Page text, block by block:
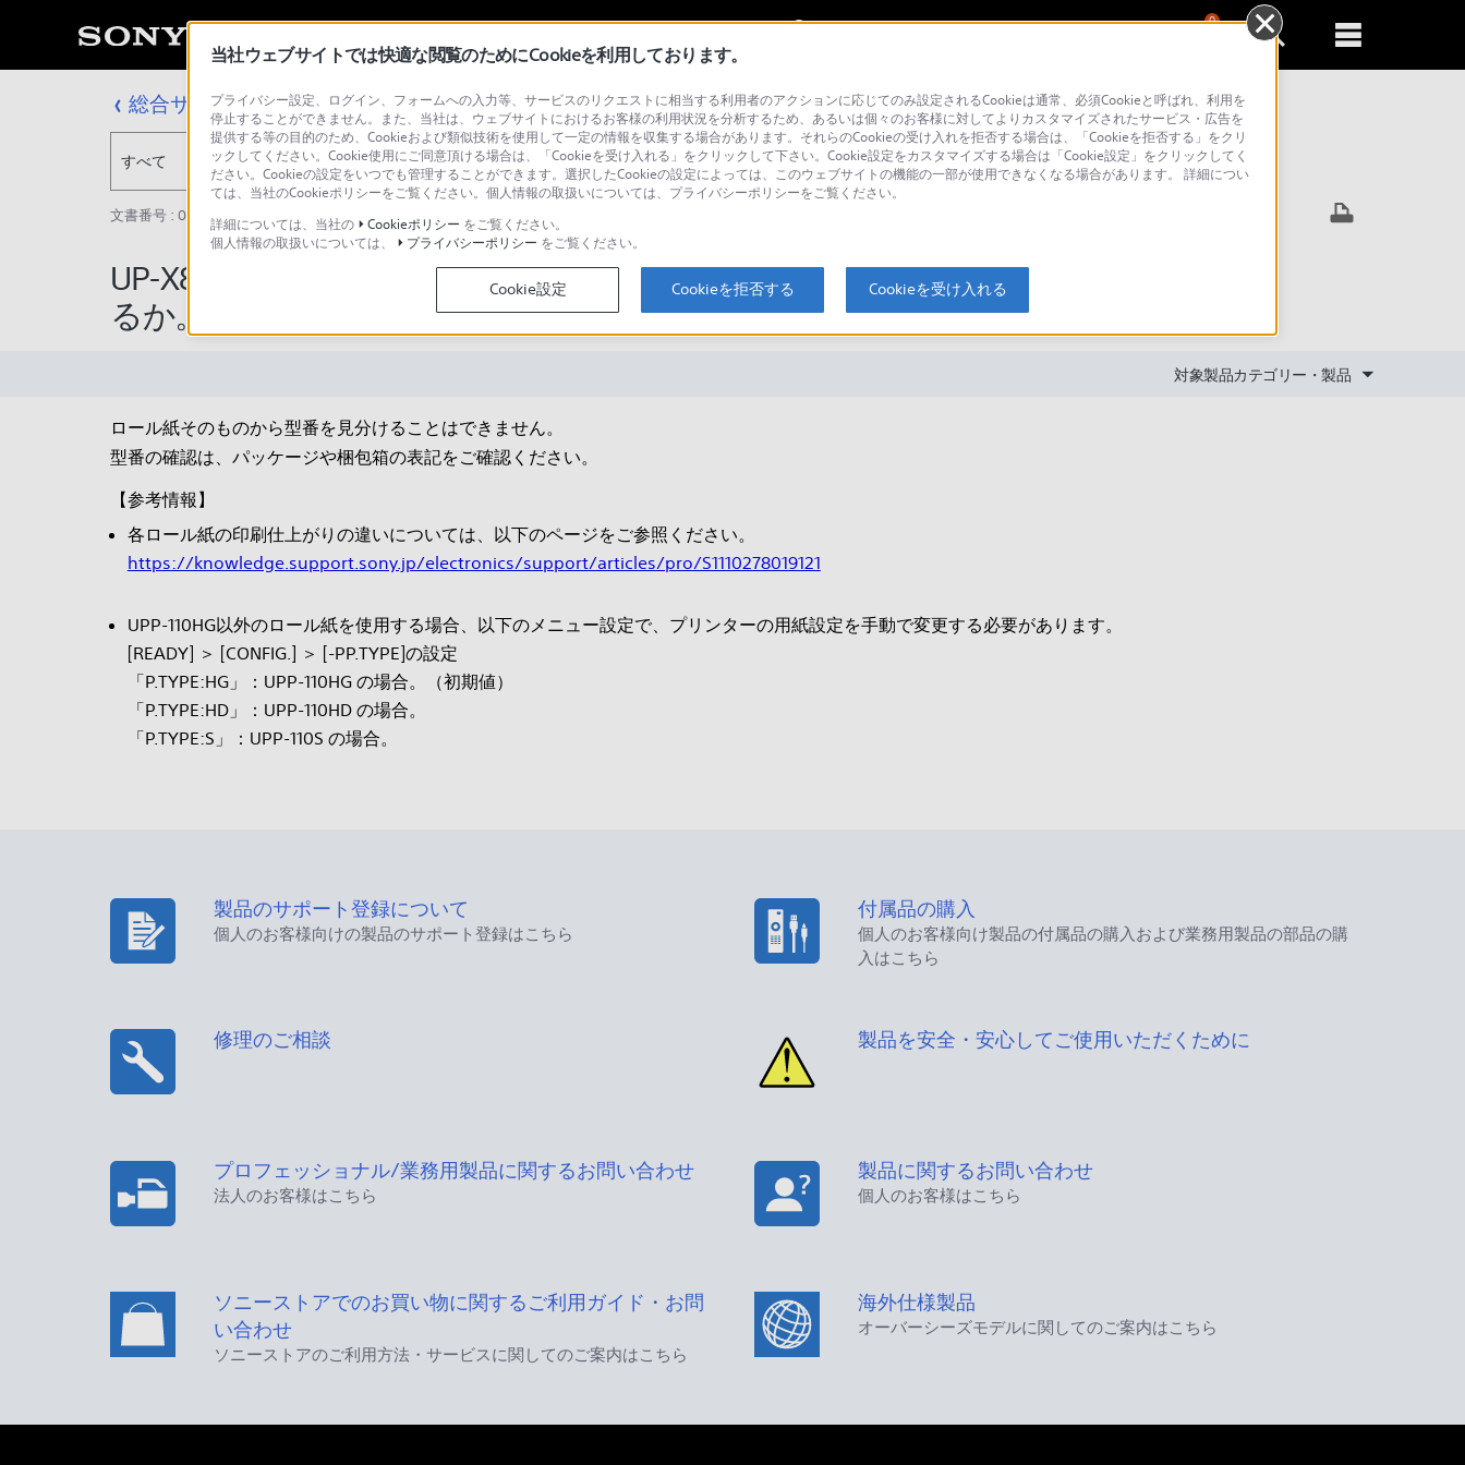
0
総合サポート・お問い合わせ
すべて 検索
文書番号 : 00378412 / 最終更新日 : 2026/02/27
UP-X898MDで現在使用しているロール紙の型番を区別する方法はあ
るか。
対象製品カテゴリー・製品
ロール紙そのものから型番を見分けることはできません。
型番の確認は、パッケージや梱包箱の表記をご確認ください。
【参考情報】
各ロール紙の印刷仕上がりの違いについては、以下のページをご参照ください。
https://knowledge.support.sony.jp/electronics/support/articles/pro/S1110278019121
UPP-110HG以外のロール紙を使用する場合、以下のメニュー設定で、プリンターの用紙設定を手動で変更する必要があります。
[READY] ＞ [CONFIG.] ＞ [-PP.TYPE]の設定
「P.TYPE:HG」：UPP-110HG の場合。（初期値）
「P.TYPE:HD」：UPP-110HD の場合。
「P.TYPE:S」：UPP-110S の場合。
製品のサポート登録について
個人のお客様向けの製品のサポート登録はこちら
付属品の購入
個人のお客様向け製品の付属品の購入および業務用製品の部品の購
入はこちら
修理のご相談 製品を安全・安心してご使用いただくために
プロフェッショナル/業務用製品に関するお問い合わせ
法人のお客様はこちら
製品に関するお問い合わせ
個人のお客様はこちら
ソニーストアでのお買い物に関するご利用ガイド・お問
い合わせ
ソニーストアのご利用方法・サービスに関してのご案内はこちら
海外仕様製品
オーバーシーズモデルに関してのご案内はこちら
当社ウェブサイトでは快適な閲覧のためにCookieを利用しております。
プライバシー設定、ログイン、フォームへの入力等、サービスのリクエストに相当する利用者のアクションに応じてのみ設定されるCookieは通常、必須Cookieと呼ばれ、利用を
停止することができません。また、当社は、ウェブサイトにおけるお客様の利用状況を分析するため、あるいは個々のお客様に対してよりカスタマイズされたサービス・広告を
提供する等の目的のため、Cookieおよび類似技術を使用して一定の情報を収集する場合があります。それらのCookieの受け入れを拒否する場合は、「Cookieを拒否する」をクリ
ックしてください。Cookie使用にご同意頂ける場合は、「Cookieを受け入れる」をクリックして下さい。Cookie設定をカスタマイズする場合は「Cookie設定」をクリックしてく
ださい。Cookieの設定をいつでも管理することができます。選択したCookieの設定によっては、このウェブサイトの機能の一部が使用できなくなる場合があります。 詳細につい
ては、当社のCookieポリシーをご覧ください。個人情報の取扱いについては、プライバシーポリシーをご覧ください。
詳細については、当社の
Cookieポリシー をご覧ください。
個人情報の取扱いについては、
プライバシーポリシー をご覧ください。
Cookie設定 Cookieを拒否する Cookieを受け入れる